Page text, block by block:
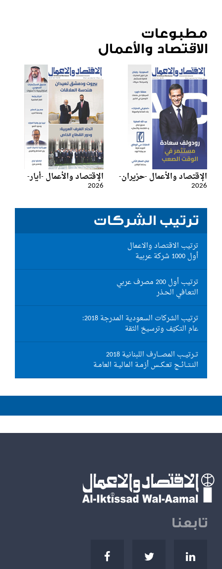
مطبوعات
الاقتصاد والأعمال
الإقتصاد والأعمال -حزيران-
2026
الإقتصاد والأعمال -أيار-
2026
ترتيب الشركات
ترتيب الاقتصاد والاعمال
أول 1000 شركة عربية
ترتيب أول 200 مصرف عربي
التعـافي الحـذر
ترتيب الشركات السعودية المدرجة 2018:
عام التكيّف وترسيخ الثقة
تــرتيــب المصـــارف اللبنانية 2018
النـتــائــج تعـكــس أزمـة الماليـة العامـة
تابعنا